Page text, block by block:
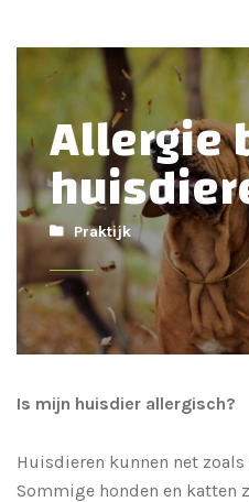
Allergie
Praktijk
Is mijn huisdier allergisch?
Huisdieren kunnen net
Sommige honden en katten